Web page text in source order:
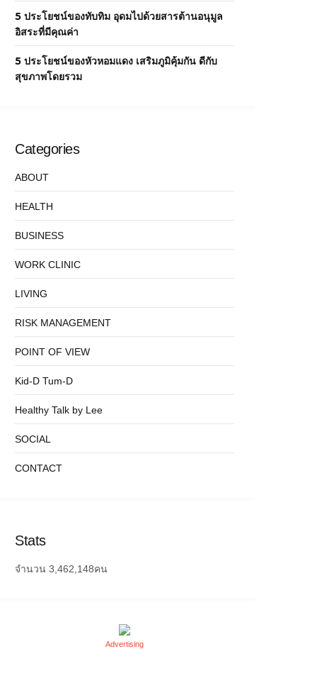
5 ประโยชน์ของทับทิม อุดมไปด้วยสารต้านอนุมูล
อิสระที่มีคุณค่า
5 ประโยชน์ของหัวหอมแดง เสริมภูมิคุ้มกัน ดีกับ
สุขภาพโดยรวม
Categories
ABOUT
HEALTH
BUSINESS
WORK CLINIC
LIVING
RISK MANAGEMENT
POINT OF VIEW
Kid-D Tum-D
Healthy Talk by Lee
SOCIAL
CONTACT
Stats
จำนวน 3,462,148คน
Advertising